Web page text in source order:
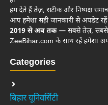
हम देते हैं तेज़, सटीक और निष्पक्ष
आप हमेशा सही जानकारी से अपडेट
2019 से अब तक — सबसे तेज़, सबसे
ZeeBihar.com के साथ रहें हमेशा
Categories
बिहार यूनिवर्सिटी